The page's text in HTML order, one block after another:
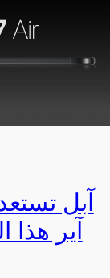
آير هذا